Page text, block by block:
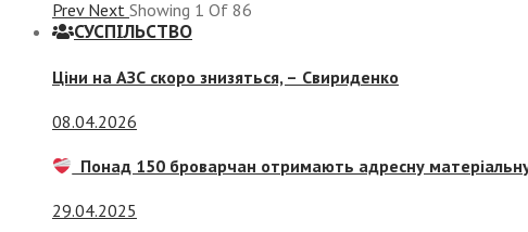
Prev Next Showing 1 Of 86
СУСПIЛЬСТВО
Ціни на АЗС скоро знизяться, – Свириденко
08.04.2026
Понад 150 броварчан отримають адресну
29.04.2025